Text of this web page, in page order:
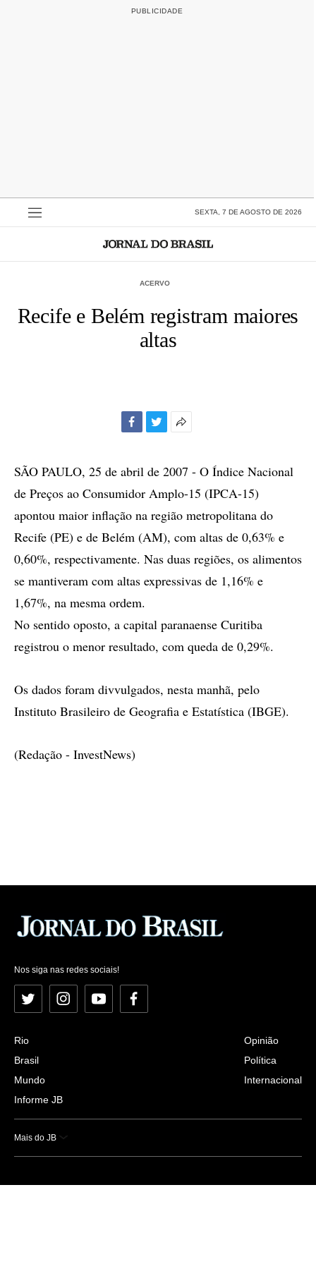
SEXTA, 7 DE AGOSTO DE 2026
ACERVO
Recife e Belém registram maiores
altas
compartilhamento
SÃO PAULO, 25 de abril de 2007 - O Índice Nacional
de Preços ao Consumidor Amplo-15 (IPCA-15)
apontou maior inflação na região metropolitana do
Recife (PE) e de Belém (AM), com altas de 0,63% e
0,60%, respectivamente. Nas duas regiões, os alimentos
se mantiveram com altas expressivas de 1,16% e
1,67%, na mesma ordem.
No sentido oposto, a capital paranaense Curitiba
registrou o menor resultado, com queda de 0,29%.
Os dados foram divvulgados, nesta manhã, pelo
Instituto Brasileiro de Geografia e Estatística (IBGE).
(Redação - InvestNews)
Nos siga nas redes sociais!
Twitter InstagramYouTubeFacebook
Rio
Brasil
Mundo
Informe JB
Opinião
Política
Internacional
Mais do JB
Esportes